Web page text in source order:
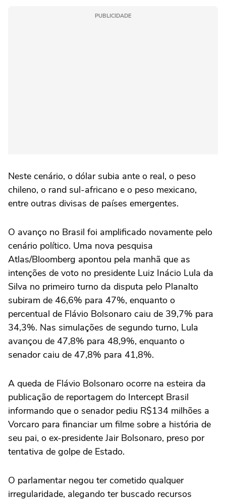
PUBLICIDADE
Neste ⁠cenário, o dólar subia ante o real, o peso
chileno, o rand sul-africano e o peso mexicano,
entre outras divisas de países emergentes.
O avanço no Brasil foi amplificado novamente pelo
cenário político. Uma nova pesquisa
Atlas/Bloomberg apontou pela manhã que as
intenções de voto no presidente Luiz Inácio Lula da
Silva no primeiro turno da disputa pelo Planalto
subiram de 46,6% para 47%, enquanto o
percentual de Flávio Bolsonaro caiu de 39,7% para
34,3%. Nas simulações de segundo turno, Lula
avançou ‌de 47,8% para 48,9%, enquanto o
senador caiu de 47,8% para 41,8%.
A queda de Flávio Bolsonaro ocorre na esteira da
publicação ‌de reportagem do Intercept Brasil
informando que ⁠o senador pediu R$134 milhões ⁠a
Vorcaro para financiar um filme sobre a história de
seu pai, o ex-presidente Jair Bolsonaro, preso por
tentativa de golpe de ⁠Estado.
O parlamentar negou ter cometido qualquer
irregularidade, alegando ter buscado recursos